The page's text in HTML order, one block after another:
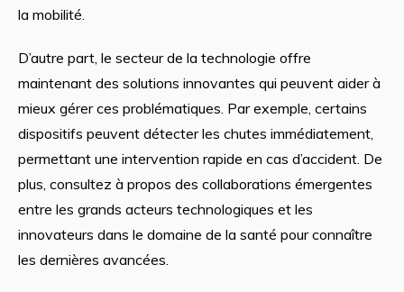
la mobilité.
D’autre part, le secteur de la technologie offre
maintenant des solutions innovantes qui peuvent aider à
mieux gérer ces problématiques. Par exemple, certains
dispositifs peuvent détecter les chutes immédiatement,
permettant une intervention rapide en cas d’accident. De
plus, consultez à propos des collaborations émergentes
entre les grands acteurs technologiques et les
innovateurs dans le domaine de la santé pour connaître
les dernières avancées.